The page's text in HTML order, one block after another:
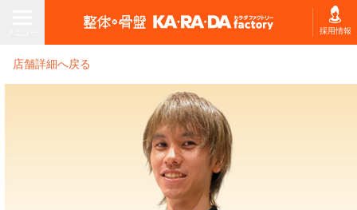
採用情報
店舗詳細へ戻る